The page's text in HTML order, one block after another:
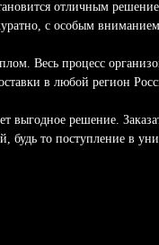
отличным
с особым
Весь процесс
в любой регион
выгодное решение.
то поступление в